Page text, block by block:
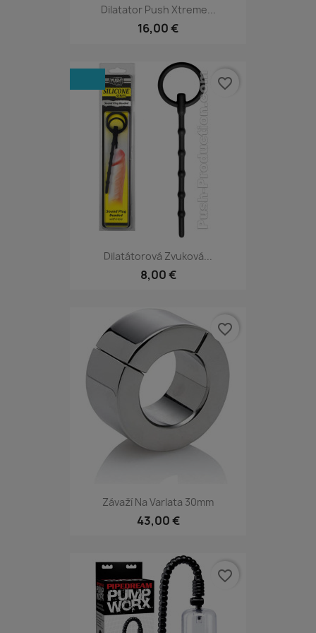
Dilatator Push Xtreme...
16,00 €
Dilatátorová Zvuková...
8,00 €
favorite_border
Závaží Na Varlata 30mm
43,00 €
favorite_border
favorite_border